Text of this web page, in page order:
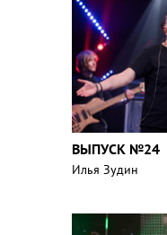
ВЫПУСК №24
Илья Зудин